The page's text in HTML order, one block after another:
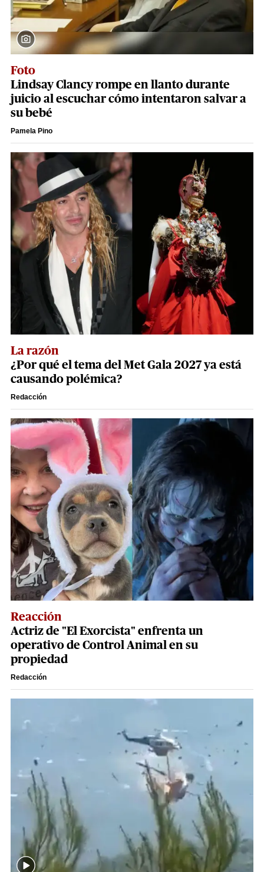
Foto
Lindsay Clancy rompe en llanto durante
juicio al escuchar cómo intentaron salvar a
su bebé
Pamela Pino
La razón
¿Por qué el tema del Met Gala 2027 ya está
causando polémica?
Redacción
Reacción
Actriz de "El Exorcista" enfrenta un
operativo de Control Animal en su
propiedad
Redacción